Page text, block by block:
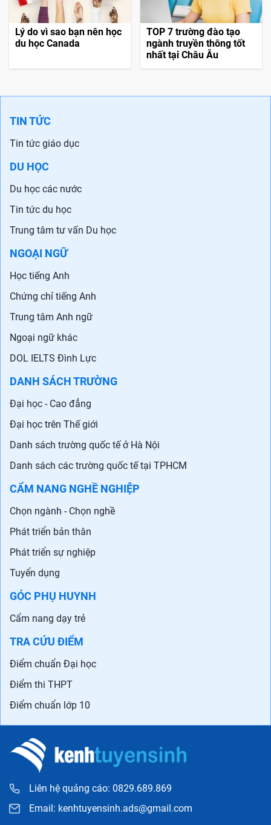
Lý do vì sao bạn nên học
du học Canada
TOP 7 trường đào tạo
ngành truyền thông tốt
nhất tại Châu Âu
TIN TỨC
Tin tức giáo dục
DU HỌC
Du học các nước
Tin tức du học
Trung tâm tư vấn Du học
NGOẠI NGỮ
Học tiếng Anh
Chứng chỉ tiếng Anh
Trung tâm Anh ngữ
Ngoại ngữ khác
DOL IELTS Đình Lực
DANH SÁCH TRƯỜNG
Đại học - Cao đẳng
Đại học trên Thế giới
Danh sách trường quốc tế ở Hà Nội
Danh sách các trường quốc tế tại TPHCM
CẨM NANG NGHỀ NGHIỆP
Chọn ngành - Chọn nghề
Phát triển bản thân
Phát triển sự nghiệp
Tuyển dụng
GÓC PHỤ HUYNH
Cẩm nang dạy trẻ
TRA CỨU ĐIỂM
Điểm chuẩn Đại học
Điểm thi THPT
Điểm chuẩn lớp 10
Liên hệ quảng cáo: 0829.689.869
Email: kenhtuyensinh.ads@gmail.com